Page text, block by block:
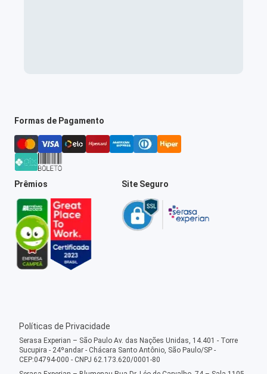
Formas de Pagamento
Prêmios Site Seguro
Políticas de Privacidade
Serasa Experian – São Paulo Av. das Nações Unidas, 14.401 - Torre
Sucupira - 24ºandar - Chácara Santo Antônio, São Paulo/SP -
CEP:04794-000 - CNPJ 62.173.620/0001-80